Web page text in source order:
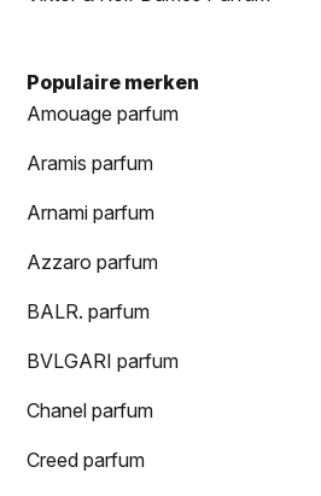
Populaire merken
Amouage parfum
Aramis parfum
Arnami parfum
Azzaro parfum
BALR. parfum
BVLGARI parfum
Chanel parfum
Creed parfum